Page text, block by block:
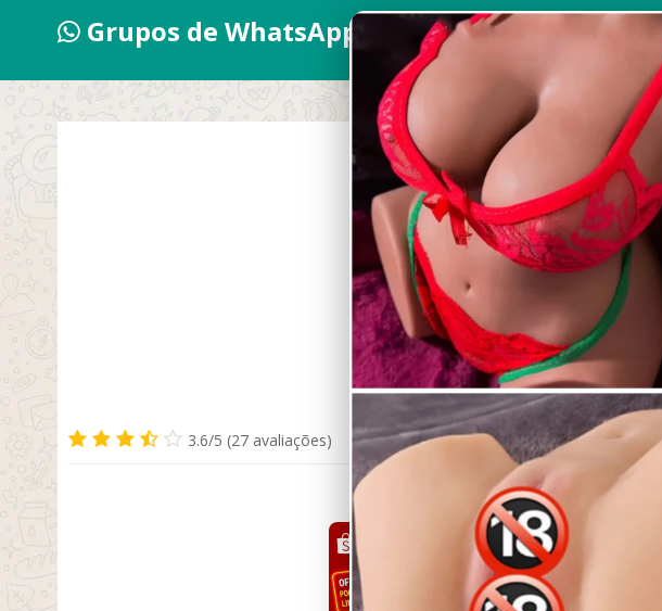
Grupos de WhatsApp 2026
Academia e musculação
3.6/5 (27 avaliações)
SETEMBRO 19, 2024 36 VIEWS